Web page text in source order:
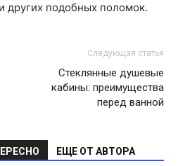
других подобных поломок.
Следующая статья
Стеклянные душевые
кабины: преимущества
перед ванной
ЕЩЕ ОТ АВТОРА